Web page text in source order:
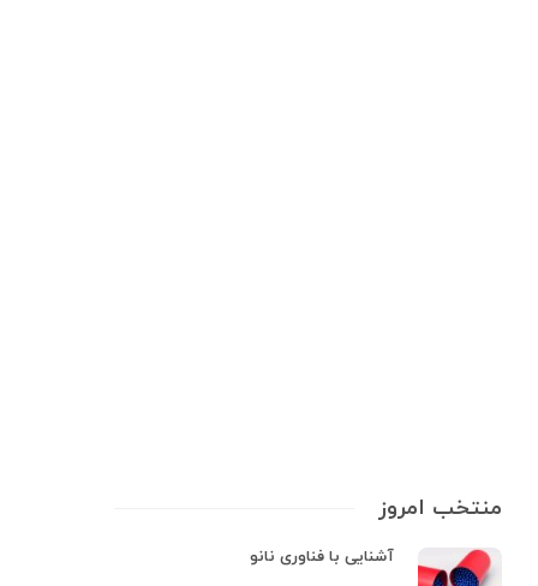
منتخب امروز
آشنایی با فناوری نانو